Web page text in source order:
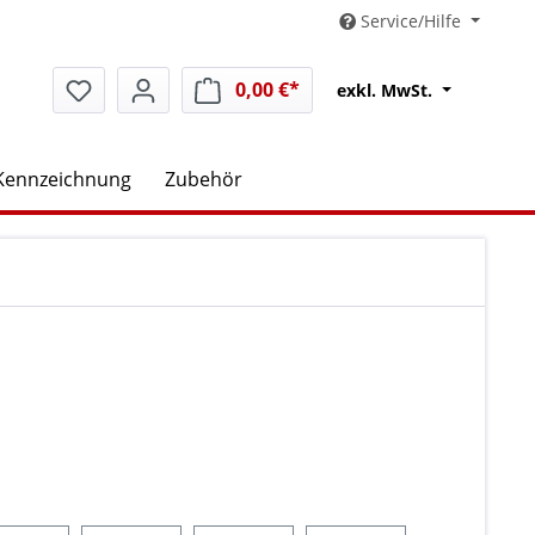
Service/Hilfe
0,00 €*Warenkorb enthält 0
exkl. MwSt.
Zubehör